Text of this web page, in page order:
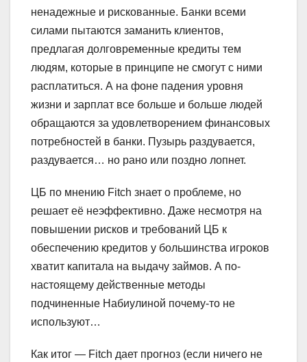
ненадежные и рискованные. Банки всеми
силами пытаются заманить клиентов,
предлагая долговременные кредиты тем
людям, которые в принципе не смогут с ними
расплатиться. А на фоне падения уровня
жизни и зарплат все больше и больше людей
обращаются за удовлетворением финансовых
потребностей в банки. Пузырь раздувается,
раздувается… но рано или поздно лопнет.
ЦБ по мнению Fitch знает о проблеме, но
решает её неэффективно. Даже несмотря на
повышении рисков и требований ЦБ к
обеспечению кредитов у большинства игроков
хватит капитала на выдачу займов. А по-
настоящему действенные методы
подчиненные Набиулиной почему-то не
используют…
Как итог — Fitch дает прогноз (если ничего не